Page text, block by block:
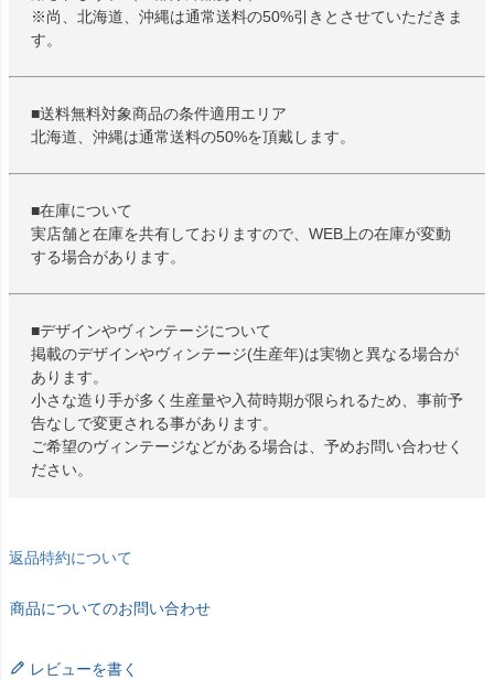
※尚、北海道、沖縄は通常送料の50%引きとさせていただきま
す。
■送料無料対象商品の条件適用エリア
北海道、沖縄は通常送料の50%を頂戴します。
■在庫について
実店舗と在庫を共有しておりますので、WEB上の在庫が変動
する場合があります。
■デザインやヴィンテージについて
掲載のデザインやヴィンテージ(生産年)は実物と異なる場合が
あります。
小さな造り手が多く生産量や入荷時期が限られるため、事前予
告なしで変更される事があります。
ご希望のヴィンテージなどがある場合は、予めお問い合わせく
ださい。
返品特約について
商品についてのお問い合わせ
レビューを書く